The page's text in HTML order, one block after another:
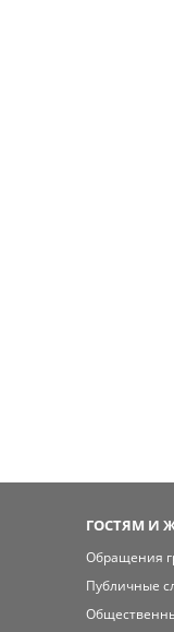
ГОСТЯМ И
Обращения
Публичные